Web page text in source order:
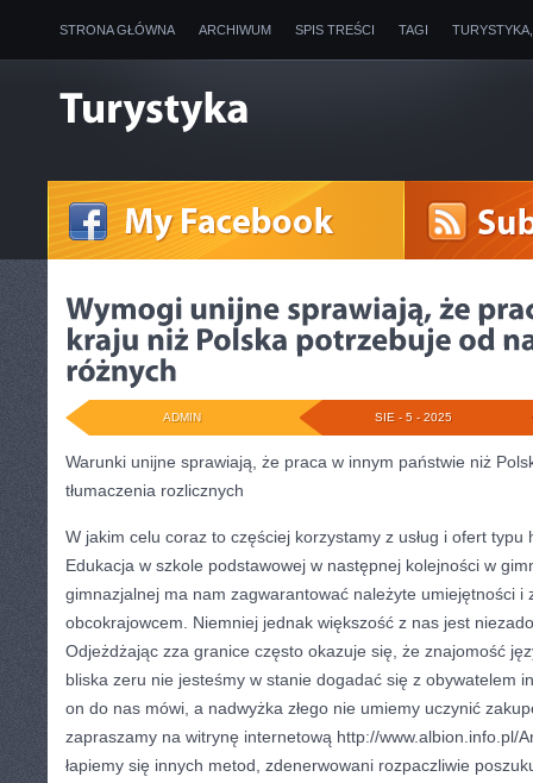
STRONA GŁÓWNA ARCHIWUM SPIS TREŚCI TAGI
SIE - 5 - 2025
ADMIN
Warunki unijne sprawiają, że praca w innym państwie niż
tłumaczenia rozlicznych
W jakim celu coraz to częściej korzystamy z usług i ofert typu
Edukacja w szkole podstawowej w następnej kolejności w
gimnazjalnej ma nam zagwarantować należyte umiejętności i
obcokrajowcem. Niemniej jednak większość z nas jest
Odjeżdżając zza granice często okazuje się, że znajomość
bliska zeru nie jesteśmy w stanie dogadać się z obywatelem
on do nas mówi, a nadwyżka złego nie umiemy uczynić
zapraszamy na witrynę internetową http://www.albion.info.pl/
łapiemy się innych metod, zdenerwowani rozpaczliwie